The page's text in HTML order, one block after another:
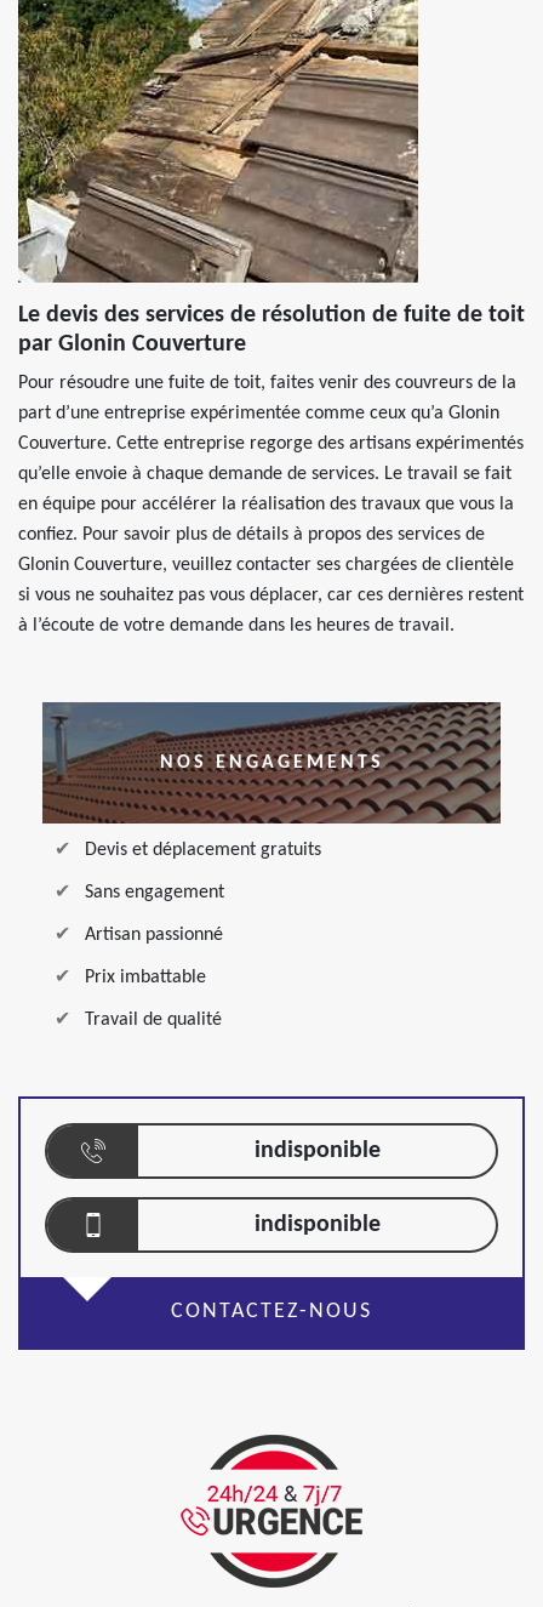
Le devis des services de résolution de fuite de toit
par Glonin Couverture
Pour résoudre une fuite de toit, faites venir des couvreurs de la
part d’une entreprise expérimentée comme ceux qu’a Glonin
Couverture. Cette entreprise regorge des artisans expérimentés
qu’elle envoie à chaque demande de services. Le travail se fait
en équipe pour accélérer la réalisation des travaux que vous la
confiez. Pour savoir plus de détails à propos des services de
Glonin Couverture, veuillez contacter ses chargées de clientèle
si vous ne souhaitez pas vous déplacer, car ces dernières restent
à l’écoute de votre demande dans les heures de travail.
NOS ENGAGEMENTS
Devis et déplacement gratuits
Sans engagement
Artisan passionné
Prix imbattable
Travail de qualité
indisponible
indisponible
CONTACTEZ-NOUS